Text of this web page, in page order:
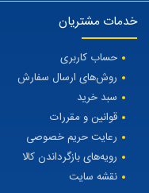
خدمات مشتریان
حساب کاربری
روش‌های ارسال سفارش
سبد خرید
قوانین و مقررات
رعایت حریم خصوصی
رویه‌های بازگرداندن کالا
نقشه سایت